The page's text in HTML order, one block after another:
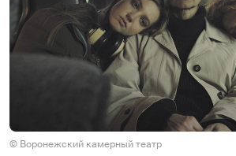
© Воронежский камерный театр